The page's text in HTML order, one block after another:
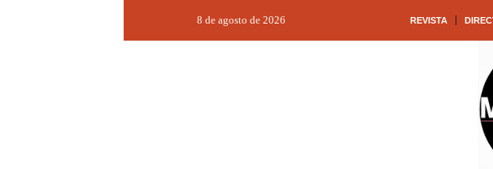
REVISTA
8 de agosto de 2026